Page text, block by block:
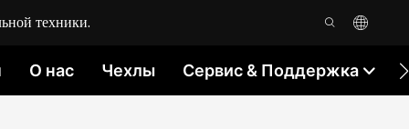
техники.
О нас Чехлы Сервис & Поддержка